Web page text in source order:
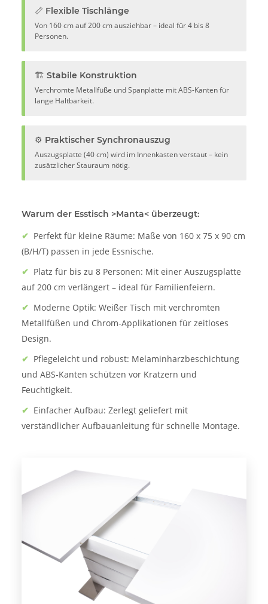
📏 Flexible Tischlänge
Von 160 cm auf 200 cm ausziehbar – ideal für 4 bis 8
Personen.
🏗️ Stabile Konstruktion
Verchromte Metallfüße und Spanplatte mit ABS-Kanten für
lange Haltbarkeit.
⚙️ Praktischer Synchronauszug
Auszugsplatte (40 cm) wird im Innenkasten verstaut – kein
zusätzlicher Stauraum nötig.
Warum der Esstisch >Manta< überzeugt:
✔ Perfekt für kleine Räume: Maße von 160 x 75 x 90 cm
(B/H/T) passen in jede Essnische.
✔ Platz für bis zu 8 Personen: Mit einer Auszugsplatte
auf 200 cm verlängert – ideal für Familienfeiern.
✔ Moderne Optik: Weißer Tisch mit verchromten
Metallfüßen und Chrom-Applikationen für zeitloses
Design.
✔ Pflegeleicht und robust: Melaminharzbeschichtung
und ABS-Kanten schützen vor Kratzern und
Feuchtigkeit.
✔ Einfacher Aufbau: Zerlegt geliefert mit
verständlicher Aufbauanleitung für schnelle Montage.